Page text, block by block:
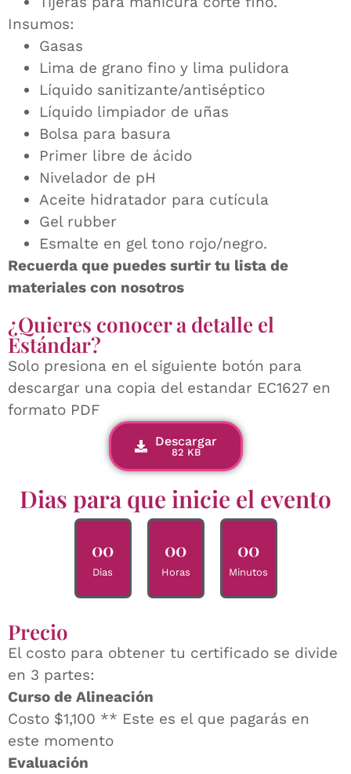
Insumos:
Gasas
Lima de grano fino y lima pulidora
Líquido sanitizante/antiséptico
Líquido limpiador de uñas
Bolsa para basura
Primer libre de ácido
Nivelador de pH
Aceite hidratador para cutícula
Gel rubber
Esmalte en gel tono rojo/negro.
Recuerda que puedes surtir tu lista de
materiales con nosotros
¿Quieres conocer a detalle el
Estándar?
Solo presiona en el siguiente botón para
descargar una copia del estandar EC1627 en
formato PDF
Descargar
82 KB
Dias para que inicie el evento
00
Dias
00
Horas
00
Minutos
Precio
El costo para obtener tu certificado se divide
en 3 partes:
Curso de Alineación
Costo $1,100 ** Este es el que pagarás en
este momento
Evaluación